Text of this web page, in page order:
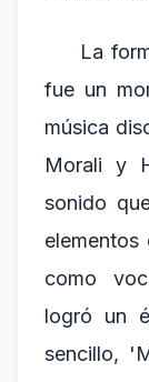
La
fue un
música
Morali y
sonido
como
logró un
sencillo,